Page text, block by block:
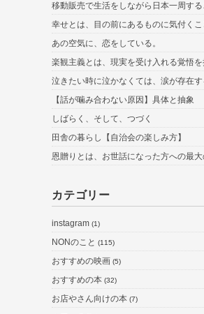
移動販売で生活をしながら日本一周する
幸せとは、目の前にあるものに気付くこ
あの空気に、恋をしている。
楽観主義とは、現実を受け入れる覚悟を
泣きたい時に泣かなくては、涙が存在
【話が噛み合わない原因】具体と抽象
しばらく、そして、つづく
田舎の暮らし【自治会の楽しみ方】
恩贈りとは、お世話になった方への最大
カテゴリー
instagram (1)
NONのこと (115)
おすすめの映画 (5)
おすすめの本 (32)
お店やさん向けの本 (7)